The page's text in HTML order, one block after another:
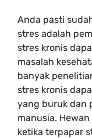
Anda pasti
stres adalah
stres kronis
masalah
banyak
stres kronis
yang buruk dan
manusia.
ketika terpapar